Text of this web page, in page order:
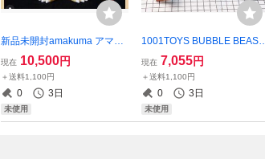
新品未開封amakuma アマク
マ 忍者怪獣 悪犬丸第1期War
uinu Maru 1st.ソフビ SOFUB
I（検ZUMONSTERmvh hxs Z
OLLMEN iluiluuzumark
現在 10,500円
＋送料1,100円
0 3日
未使用
1001TOYS BUBBLE BEAST
S.FOAM DRIPリアルヘッreal
head uamou IZUMONSTER
mvh ZOLLMEN ^ Fロックス
タジオ
現在 7,055円
＋送料1,100円
0 3日
未使用